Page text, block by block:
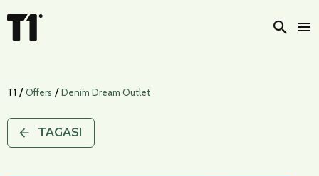
Otsi
T1 / Offers / Denim Dream Outlet
TAGASI